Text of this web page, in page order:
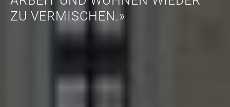
KEINE KONZEPTIONELLE
ARCHITEKTUR.»